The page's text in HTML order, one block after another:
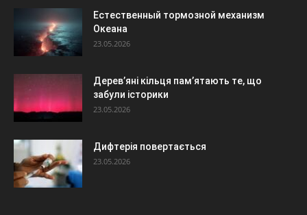
Естественный тормозной механизм
Океана
23.05.2026
Дерев’яні кільця пам’ятають те, що
забули історики
23.05.2026
Дифтерія повертається
23.05.2026